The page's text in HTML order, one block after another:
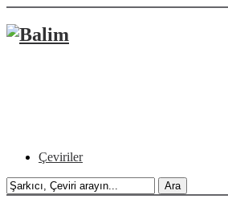
Çeviriler